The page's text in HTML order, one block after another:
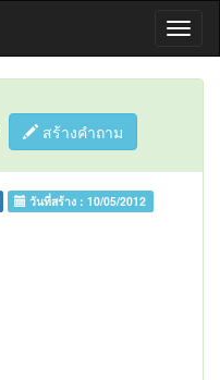
สร้างคำถาม
วันที่สร้าง :10/05/2012